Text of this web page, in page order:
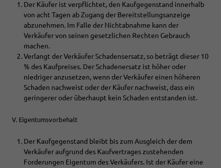
Der Käufer ist verpflichtet, den Kaufgegenstand innerhalb
von acht Tagen ab Zugang der Bereitstellungsanzeige
abzunehmen. Im Falle der Nichtabnahme kann der
Verkäufer von seinen gesetzlichen Rechten Gebrauch
machen.
Verlangt der Verkäufer Schadensersatz, so beträgt dieser 10
% des Kaufpreises. Der Schadenersatz ist höher oder
niedriger anzusetzen, wenn der Verkäufer einen höheren
Schaden nachweist oder der Käufer nachweist, dass ein
geringerer oder überhaupt kein Schaden entstanden ist.
V. Eigentumsvorbehalt
Der Kaufgegenstand bleibt bis zum Ausgleich der dem
Verkäufer aufgrund des Kaufvertrages zustehenden
Forderungen Eigentum des Verkäufers. Ist der Käufer eine